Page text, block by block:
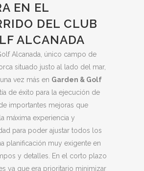
EN EL
DEL CLUB
ALCANADA
Alcanada, único campo de
situado justo al lado del mar,
vez más en Garden & Golf
de éxito para la ejecución de
importantes mejoras que
máxima experiencia y
para poder ajustar todos los
planificación muy exigente en
y detalles. En el corto plazo
ya que era prioritario minimizar